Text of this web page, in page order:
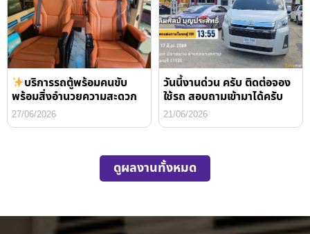
บริการรถตู้พร้อมคนขับ
พร้อมสิ่งอำนวยความสะดวก
27/06/2026
วันนี้งานด่วน ครับ ติดต่อจอง
ใช้รถ สอบถามเข้ามาได้ครับ
21/06/2026
ดูผลงานทั้งหมด